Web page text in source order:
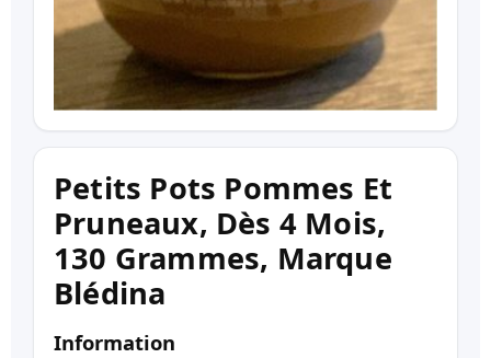
Petits Pots Pommes Et
Pruneaux, Dès 4 Mois,
130 Grammes, Marque
Blédina
Information